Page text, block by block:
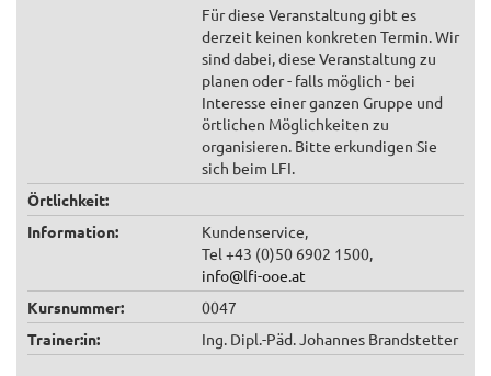
Für diese Veranstaltung gibt es
derzeit keinen konkreten Termin. Wir
sind dabei, diese Veranstaltung zu
planen oder - falls möglich - bei
Interesse einer ganzen Gruppe und
örtlichen Möglichkeiten zu
organisieren. Bitte erkundigen Sie
sich beim LFI.
Örtlichkeit:
Information:
Kundenservice,
Tel +43 (0)50 6902 1500,
info@lfi-ooe.at
Kursnummer:
0047
Trainer:in:
Ing. Dipl.-Päd. Johannes Brandstetter